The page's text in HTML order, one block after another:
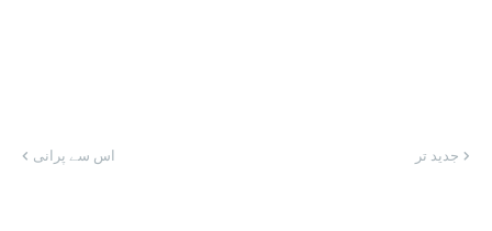
جدید تر اس سے پرانی